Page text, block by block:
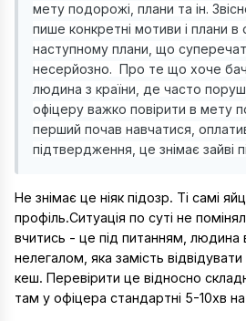
мету подорожі, плани та ін.
пише конкретні мотиви і плани в
наступному плани, що
несерйозно. Про те що хоче
людина з країни, де часто
офіцеру важко повірити в мету
перший почав навчатися,
підтвердження, це знімає зайві
Не знімає це ніяк підозр. Ті самі
профіль.Ситуація по суті не
вчитись - це під питанням,
нелегалом, яка замість
кеш. Перевірити це відносно
там у офіцера стандартні 5-10хв на